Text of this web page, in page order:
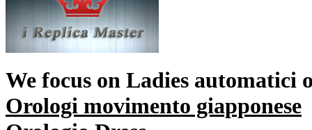
We focus on Ladies automatici
Orologi movimento giapponese